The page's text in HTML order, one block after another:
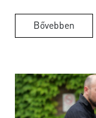
Bővebben